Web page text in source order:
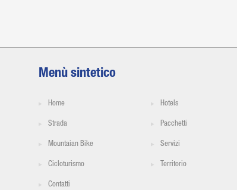
Menù sintetico
Home Hotels
Strada Pacchetti
Mountaian Bike Servizi
Cicloturismo Territorio
Contatti